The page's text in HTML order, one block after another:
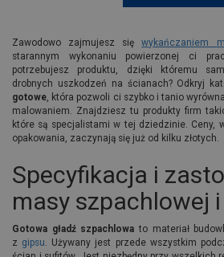
Zawodowo zajmujesz sięwykańczaniem
starannym wykonaniu powierzonej ci
potrzebujesz produktu, dzięki któremu
drobnych uszkodzeń na ścianach? Odkryj
gotowe, która pozwoli ci szybko i tanio
malowaniem. Znajdziesz tu produkty firm
które są specjalistami w tej dziedzinie. Ceny,
opakowania, zaczynają się już od kilku złotych.
Specyfikacja i
masy szpachlowej
Gotowa gładź szpachlowa to materiał
z gipsu. Używany jest przede wszystkim